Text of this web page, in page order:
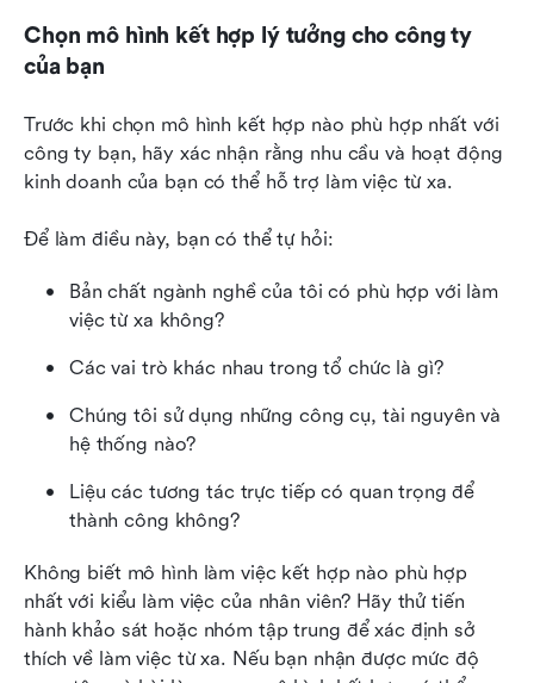
Chọn mô hình kết hợp lý tưởng cho công ty
của bạn
Trước khi chọn mô hình kết hợp nào phù hợp nhất với
công ty bạn, hãy xác nhận rằng nhu cầu và hoạt động
kinh doanh của bạn có thể hỗ trợ làm việc từ xa.
Để làm điều này, bạn có thể tự hỏi:
Bản chất ngành nghề của tôi có phù hợp với làm
việc từ xa không?
Các vai trò khác nhau trong tổ chức là gì?
Chúng tôi sử dụng những công cụ, tài nguyên và
hệ thống nào?
Liệu các tương tác trực tiếp có quan trọng để
thành công không?
Không biết mô hình làm việc kết hợp nào phù hợp
nhất với kiểu làm việc của nhân viên? Hãy thử tiến
hành khảo sát hoặc nhóm tập trung để xác định sở
thích về làm việc từ xa. Nếu bạn nhận được mức độ